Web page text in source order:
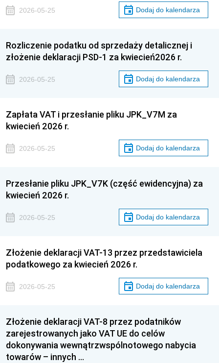
2026-05-25 Dodaj do kalendarza
Rozliczenie podatku od sprzedaży detalicznej i
złożenie deklaracji PSD-1 za kwiecień2026 r.
2026-05-25 Dodaj do kalendarza
Zapłata VAT i przesłanie pliku JPK_V7M za
kwiecień 2026 r.
2026-05-25 Dodaj do kalendarza
Przesłanie pliku JPK_V7K (część ewidencyjna) za
kwiecień 2026 r.
2026-05-25 Dodaj do kalendarza
Złożenie deklaracji VAT-13 przez przedstawiciela
podatkowego za kwiecień 2026 r.
2026-05-25 Dodaj do kalendarza
Złożenie deklaracji VAT-8 przez podatników
zarejestrowanych jako VAT UE do celów
dokonywania wewnątrzwspólnotowego nabycia
towarów – innych …